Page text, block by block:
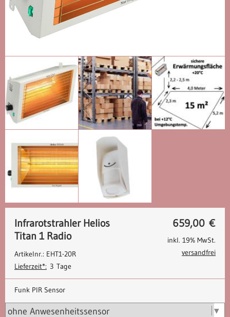
659,00 €
Infrarotstrahler Helios
Titan 1 Radio
Artikelnr.: EHT1-20R
Lieferzeit*: 3 Tage
inkl. 19% MwSt.
versandfrei
Funk PIR Sensor